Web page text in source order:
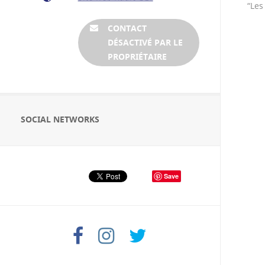
des passerelles et vous permettre d’aiguiser
CONTACT
DÉSACTIVÉ PAR LE
PROPRIÉTAIRE
SOCIAL NETWORKS
Save